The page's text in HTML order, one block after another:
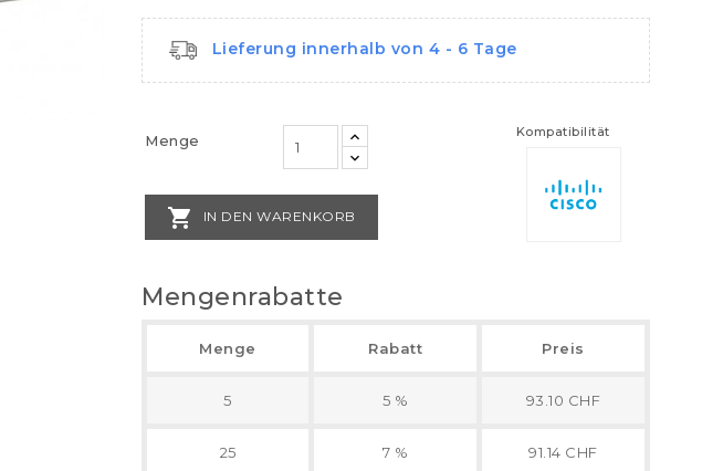
Lieferung innerhalb von 4 - 6 Tage
Menge
 IN DEN WARENKORB
Kompatibilität
Mengenrabatte
Menge Rabatt Preis
5 5 % 93.10 CHF
25 7 % 91.14 CHF